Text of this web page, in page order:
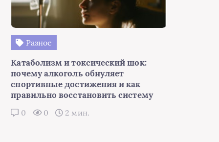
Разное
Катаболизм и токсический шок:
почему алкоголь обнуляет
спортивные достижения и как
правильно восстановить систему
0 0 2 мин.